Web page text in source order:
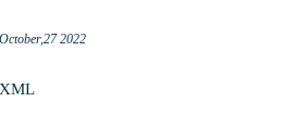
October,27 2022
XML